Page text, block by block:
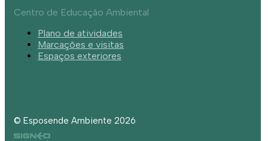
Centro de Educação Ambiental
Plano de atividades
Marcações e visitas
Espaços exteriores
© Esposende Ambiente 2026